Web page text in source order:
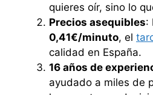
quieres oír, sino lo
Precios asequibles:
0,41€/minuto, el
calidad en España.
16 años de
ayudado a miles de